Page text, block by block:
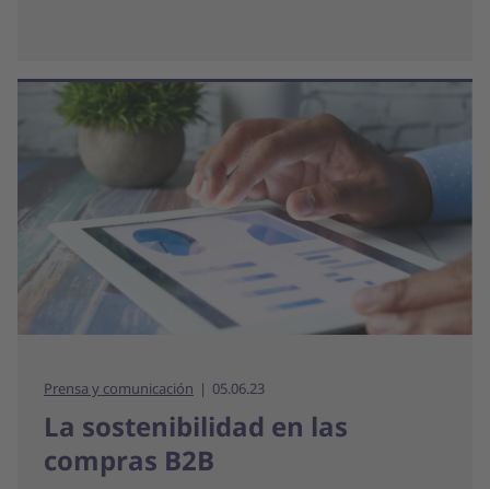
Prensa y comunicación 05.06.23
La sostenibilidad en las
compras B2B